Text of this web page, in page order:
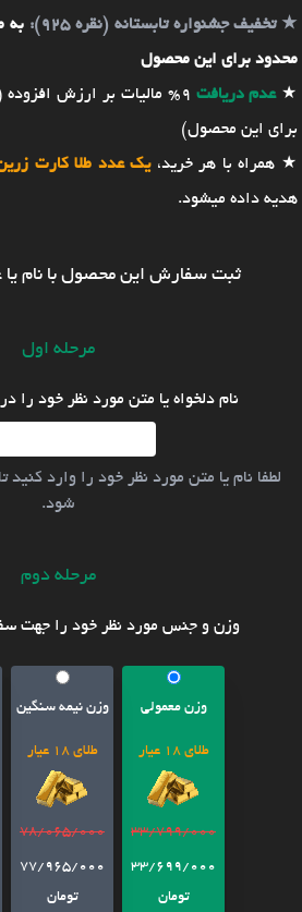
★تخفیف جشنواره تابستانه (نقره 925): به
محدود برای این محصول
★عدم دریافت 9% مالیات بر ارزش افزوده (به مبلغ
برای این محصول)
★ همراه با هر خرید،یک عدد طلا کارت زرین با
هدیه داده میشود.
ثبت سفارش این محصول با نام یا
مرحله اول
نام دلخواه یا متن مورد نظر خود را
لطفا نام یا متن مورد نظر خود را وارد
شود.
مرحله دوم
وزن و جنس مورد نظر خود را جهت
وزن معمولی
طلای 18 عیار
33/799/000
33/699/000
تومان
وزن نیمه سنگین
طلای 18 عیار
78/065/000
77/965/000
تومان